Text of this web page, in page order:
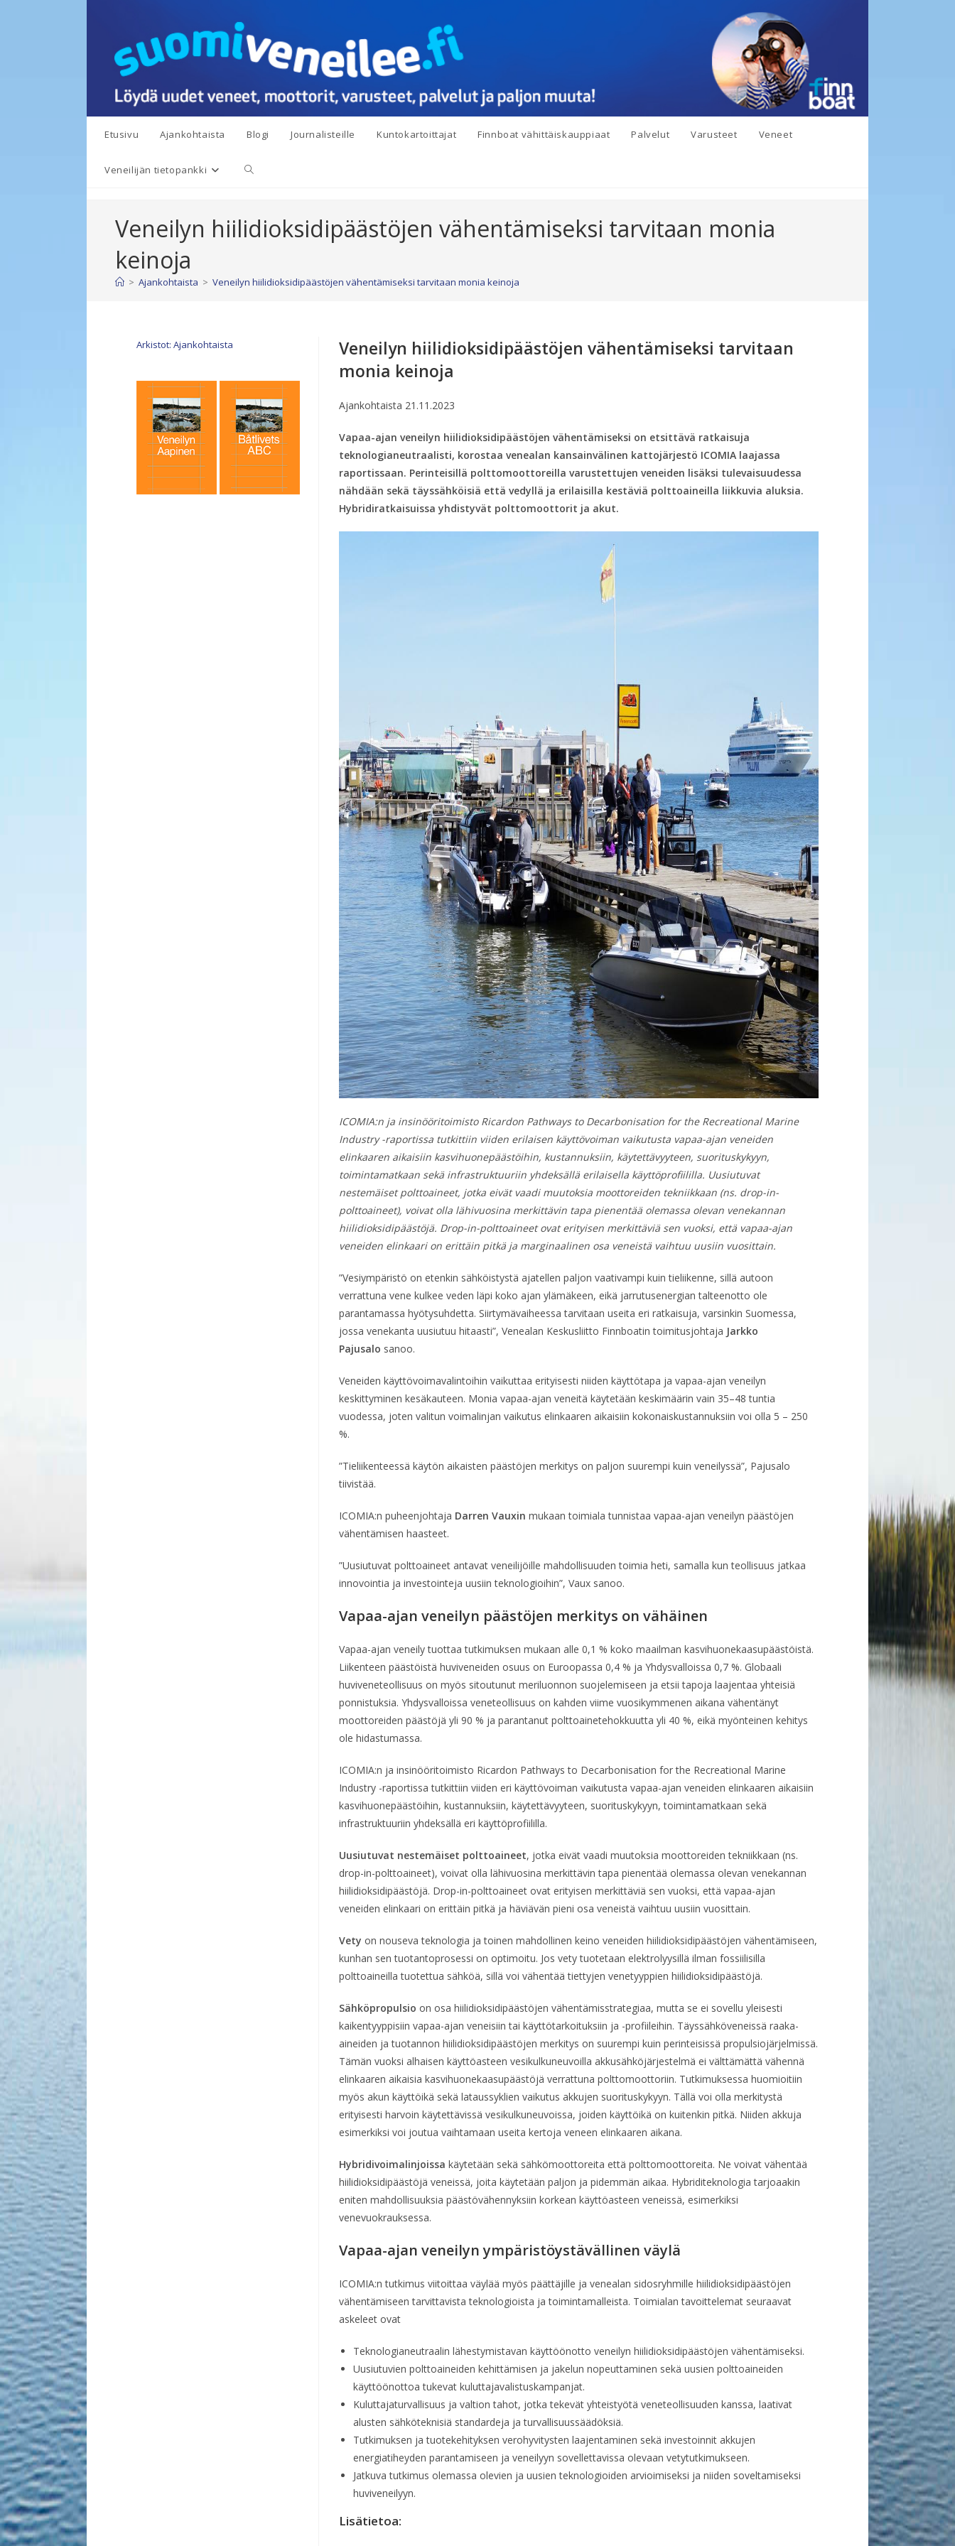
Etusivu Ajankohtaista Blogi Journalisteille Kuntokartoittajat Finnboat vähittäiskauppiaat Palvelut Varusteet Veneet
Veneilijän tietopankki Toggle
search
Veneilyn hiilidioksidipäästöjen vähentämiseksi tarvitaan monia
keinoja
> Ajankohtaista > Veneilyn hiilidioksidipäästöjen vähentämiseksi tarvitaan monia keinoja
Arkistot: Ajankohtaista
Veneilyn hiilidioksidipäästöjen vähentämiseksi tarvitaan
monia keinoja
Ajankohtaista 21.11.2023
Vapaa-ajan veneilyn hiilidioksidipäästöjen vähentämiseksi on etsittävä ratkaisuja
teknologianeutraalisti, korostaa venealan kansainvälinen kattojärjestö ICOMIA laajassa
raportissaan. Perinteisillä polttomoottoreilla varustettujen veneiden lisäksi tulevaisuudessa
nähdään sekä täyssähköisiä että vedyllä ja erilaisilla kestäviä polttoaineilla liikkuvia aluksia.
Hybridiratkaisuissa yhdistyvät polttomoottorit ja akut.
ICOMIA:n ja insinööritoimisto Ricardon Pathways to Decarbonisation for the Recreational Marine
Industry -raportissa tutkittiin viiden erilaisen käyttövoiman vaikutusta vapaa-ajan veneiden
elinkaaren aikaisiin kasvihuonepäästöihin, kustannuksiin, käytettävyyteen, suorituskykyyn,
toimintamatkaan sekä infrastruktuuriin yhdeksällä erilaisella käyttöprofiililla. Uusiutuvat
nestemäiset polttoaineet, jotka eivät vaadi muutoksia moottoreiden tekniikkaan (ns. drop-in-
polttoaineet), voivat olla lähivuosina merkittävin tapa pienentää olemassa olevan venekannan
hiilidioksidipäästöjä. Drop-in-polttoaineet ovat erityisen merkittäviä sen vuoksi, että vapaa-ajan
veneiden elinkaari on erittäin pitkä ja marginaalinen osa veneistä vaihtuu uusiin vuosittain.
”Vesiympäristö on etenkin sähköistystä ajatellen paljon vaativampi kuin tieliikenne, sillä autoon
verrattuna vene kulkee veden läpi koko ajan ylämäkeen, eikä jarrutusenergian talteenotto ole
parantamassa hyötysuhdetta. Siirtymävaiheessa tarvitaan useita eri ratkaisuja, varsinkin Suomessa,
jossa venekanta uusiutuu hitaasti”, Venealan Keskusliitto Finnboatin toimitusjohtaja Jarkko
Pajusalo sanoo.
Veneiden käyttövoimavalintoihin vaikuttaa erityisesti niiden käyttötapa ja vapaa-ajan veneilyn
keskittyminen kesäkauteen. Monia vapaa-ajan veneitä käytetään keskimäärin vain 35–48 tuntia
vuodessa, joten valitun voimalinjan vaikutus elinkaaren aikaisiin kokonaiskustannuksiin voi olla 5 – 250
%.
”Tieliikenteessä käytön aikaisten päästöjen merkitys on paljon suurempi kuin veneilyssä”, Pajusalo
tiivistää.
ICOMIA:n puheenjohtaja Darren Vauxin mukaan toimiala tunnistaa vapaa-ajan veneilyn päästöjen
vähentämisen haasteet.
”Uusiutuvat polttoaineet antavat veneilijöille mahdollisuuden toimia heti, samalla kun teollisuus jatkaa
innovointia ja investointeja uusiin teknologioihin”, Vaux sanoo.
Vapaa-ajan veneilyn päästöjen merkitys on vähäinen
Vapaa-ajan veneily tuottaa tutkimuksen mukaan alle 0,1 % koko maailman kasvihuonekaasupäästöistä.
Liikenteen päästöistä huviveneiden osuus on Euroopassa 0,4 % ja Yhdysvalloissa 0,7 %. Globaali
huviveneteollisuus on myös sitoutunut meriluonnon suojelemiseen ja etsii tapoja laajentaa yhteisiä
ponnistuksia. Yhdysvalloissa veneteollisuus on kahden viime vuosikymmenen aikana vähentänyt
moottoreiden päästöjä yli 90 % ja parantanut polttoainetehokkuutta yli 40 %, eikä myönteinen kehitys
ole hidastumassa.
ICOMIA:n ja insinööritoimisto Ricardon Pathways to Decarbonisation for the Recreational Marine
Industry -raportissa tutkittiin viiden eri käyttövoiman vaikutusta vapaa-ajan veneiden elinkaaren aikaisiin
kasvihuonepäästöihin, kustannuksiin, käytettävyyteen, suorituskykyyn, toimintamatkaan sekä
infrastruktuuriin yhdeksällä eri käyttöprofiililla.
Uusiutuvat nestemäiset polttoaineet, jotka eivät vaadi muutoksia moottoreiden tekniikkaan (ns.
drop-in-polttoaineet), voivat olla lähivuosina merkittävin tapa pienentää olemassa olevan venekannan
hiilidioksidipäästöjä. Drop-in-polttoaineet ovat erityisen merkittäviä sen vuoksi, että vapaa-ajan
veneiden elinkaari on erittäin pitkä ja häviävän pieni osa veneistä vaihtuu uusiin vuosittain.
Vety on nouseva teknologia ja toinen mahdollinen keino veneiden hiilidioksidipäästöjen vähentämiseen,
kunhan sen tuotantoprosessi on optimoitu. Jos vety tuotetaan elektrolyysillä ilman fossiilisilla
polttoaineilla tuotettua sähköä, sillä voi vähentää tiettyjen venetyyppien hiilidioksidipäästöjä.
Sähköpropulsio on osa hiilidioksidipäästöjen vähentämisstrategiaa, mutta se ei sovellu yleisesti
kaikentyyppisiin vapaa-ajan veneisiin tai käyttötarkoituksiin ja -profiileihin. Täyssähköveneissä raaka-
aineiden ja tuotannon hiilidioksidipäästöjen merkitys on suurempi kuin perinteisissä propulsiojärjelmissä.
Tämän vuoksi alhaisen käyttöasteen vesikulkuneuvoilla akkusähköjärjestelmä ei välttämättä vähennä
elinkaaren aikaisia kasvihuonekaasupäästöjä verrattuna polttomoottoriin. Tutkimuksessa huomioitiin
myös akun käyttöikä sekä lataussyklien vaikutus akkujen suorituskykyyn. Tällä voi olla merkitystä
erityisesti harvoin käytettävissä vesikulkuneuvoissa, joiden käyttöikä on kuitenkin pitkä. Niiden akkuja
esimerkiksi voi joutua vaihtamaan useita kertoja veneen elinkaaren aikana.
Hybridivoimalinjoissa käytetään sekä sähkömoottoreita että polttomoottoreita. Ne voivat vähentää
hiilidioksidipäästöjä veneissä, joita käytetään paljon ja pidemmän aikaa. Hybriditeknologia tarjoaakin
eniten mahdollisuuksia päästövähennyksiin korkean käyttöasteen veneissä, esimerkiksi
venevuokrauksessa.
Vapaa-ajan veneilyn ympäristöystävällinen väylä
ICOMIA:n tutkimus viitoittaa väylää myös päättäjille ja venealan sidosryhmille hiilidioksidipäästöjen
vähentämiseen tarvittavista teknologioista ja toimintamalleista. Toimialan tavoittelemat seuraavat
askeleet ovat
Teknologianeutraalin lähestymistavan käyttöönotto veneilyn hiilidioksidipäästöjen vähentämiseksi.
Uusiutuvien polttoaineiden kehittämisen ja jakelun nopeuttaminen sekä uusien polttoaineiden
käyttöönottoa tukevat kuluttajavalistuskampanjat.
Kuluttajaturvallisuus ja valtion tahot, jotka tekevät yhteistyötä veneteollisuuden kanssa, laativat
alusten sähköteknisiä standardeja ja turvallisuussäädöksiä.
Tutkimuksen ja tuotekehityksen verohyvitysten laajentaminen sekä investoinnit akkujen
energiatiheyden parantamiseen ja veneilyyn sovellettavissa olevaan vetytutkimukseen.
Jatkuva tutkimus olemassa olevien ja uusien teknologioiden arvioimiseksi ja niiden soveltamiseksi
huviveneilyyn.
Lisätietoa: